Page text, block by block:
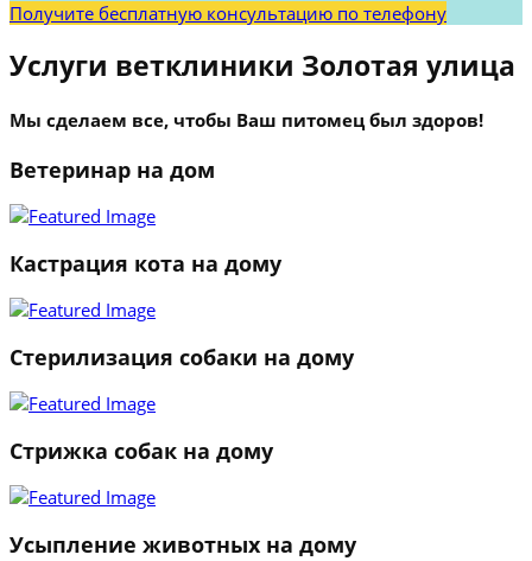
Получите бесплатную консультацию по телефону
Услуги ветклиники Золотая улица
Мы сделаем все, чтобы Ваш питомец был здоров!
Ветеринар на дом
Кастрация кота на дому
Стерилизация собаки на дому
Стрижка собак на дому
Усыпление животных на дому